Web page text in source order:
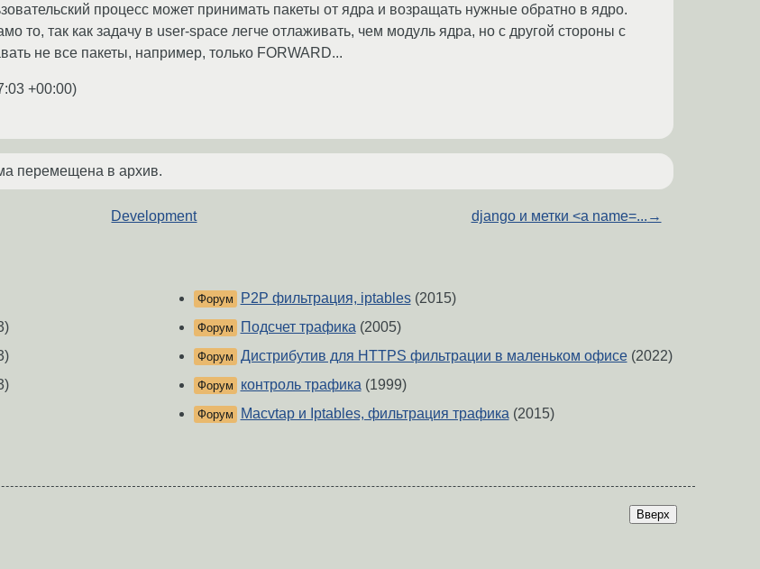
процесс может принимать пакеты от ядра и возращать нужные обратно в ядро.
то, так как задачу в user-space легче отлаживать, чем модуль ядра, но с другой стороны с
не все пакеты, например, только FORWARD...
+00:00)
перемещена в архив.
Development django и метки <a name=... →
Форум P2P фильтрация, iptables(2015)
Форум Подсчет трафика(2005)
Форум Дистрибутив для HTTPS фильтрации в маленьком офисе(2022)
Форум контроль трафика(1999)
Форум Macvtap и Iptables, фильтрация трафика(2015)
Вверх